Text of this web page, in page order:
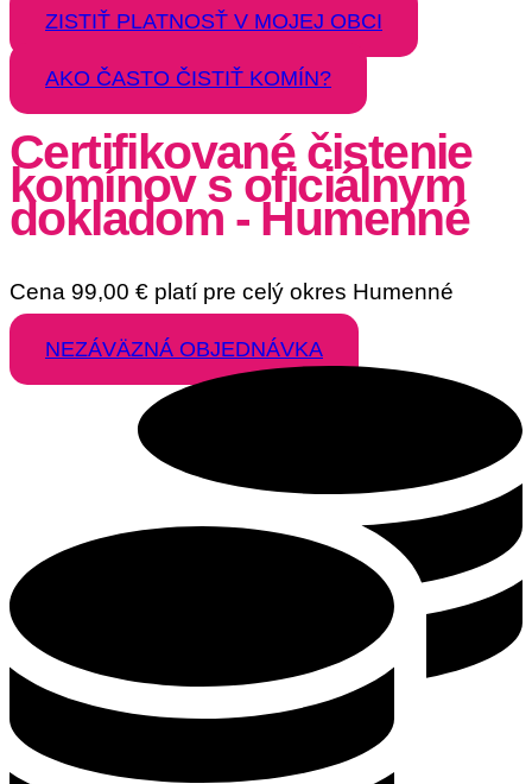
ZISTIŤ PLATNOSŤ V MOJEJ OBCI
AKO ČASTO ČISTIŤ KOMÍN?
Certifikované čistenie
komínov s oficiálnym
dokladom - Humenné
Cena 99,00 € platí pre celý okres Humenné
NEZÁVÄZNÁ OBJEDNÁVKA